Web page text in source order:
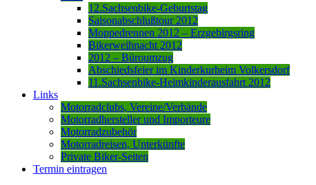
12.Sachsenbike-Geburtstag
Saisonabschlußtour 2012
Moppedrennen 2012 – Erzgebirgsring
Bikerweihnacht 2012
2012 – Büroumzug
Abschiedsfeier im Kinderkurheim Volkersdorf
11.Sachsenbike-Heimkinderausfahrt 2012
Links
Motorradclubs, Vereine/Verbände
Motorradhersteller und Importeure
Motorradzubehör
Motorradreisen, Unterkünfte
Private Biker-Seiten
Termin eintragen